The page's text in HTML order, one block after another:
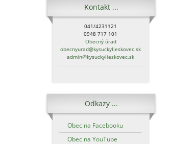
Kontakt ...
041/4231121
0948 717 101
Obecný úrad
obecnyurad@kysuckylieskovec.sk
admin@kysuckylieskovec.sk
Odkazy ...
Obec na Facebooku
Obec na YouTube